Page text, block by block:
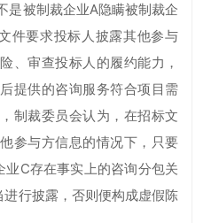
是被制裁企业A隐瞒被制裁企
件要求投标人披露其他参与
、审查投标人的履约能力，
提供的咨询服务符合项目需
制裁委员会认为，在招标文
参与方信息的情况下，只要
业C存在事实上的咨询分包关
行披露，否则便构成虚假陈